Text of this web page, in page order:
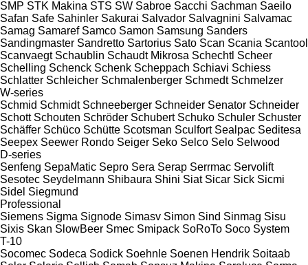
SMP STK Makina STS SW Sabroe Sacchi Sachman Saeilo
Safan Safe Sahinler Sakurai Salvador Salvagnini Salvamac
Samag Samaref Samco Samon Samsung Sanders
Sandingmaster Sandretto Sartorius Sato Scan Scania Scantool
Scanvaegt Schaublin Schaudt Mikrosa Schechtl Scheer
Schelling Schenck Schenk Scheppach Schiavi Schiess
Schlatter Schleicher Schmalenberger Schmedt Schmelzer
W-series
Schmid Schmidt Schneeberger Schneider Senator Schneider
Schott Schouten Schröder Schubert Schuko Schuler Schuster
Schäffer Schüco Schütte Scotsman Sculfort Sealpac Seditesa
Seepex Seewer Rondo Seiger Seko Selco Selo Selwood
D-series
Senfeng SepaMatic Sepro Sera Serap Serrmac Servolift
Sesotec Seydelmann Shibaura Shini Siat Sicar Sick Sicmi
Sidel Siegmund
Professional
Siemens Sigma Signode Simasv Simon Sind Sinmag Sisu
Sixis Skan SlowBeer Smec Smipack SoRoTo Soco System
T-10
Socomec Sodeca Sodick Soehnle Soenen Hendrik Soitaab